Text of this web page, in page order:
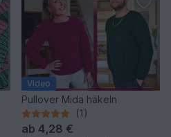
Video
Pullover Mida häkeln
(1)
ab 4,28 €